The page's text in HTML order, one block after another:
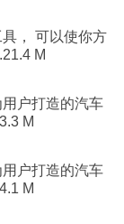
， 可以使你方
M
户打造的汽车
M
户打造的汽车
M